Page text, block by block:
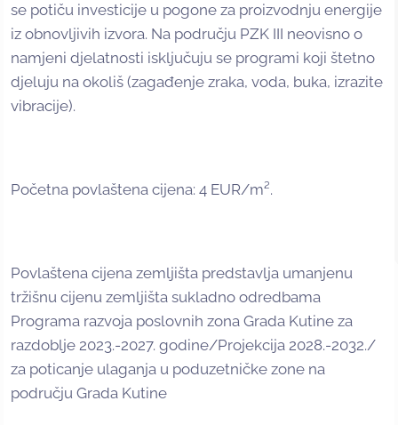
se potiču investicije u pogone za proizvodnju energije
iz obnovljivih izvora. Na području PZK III neovisno o
namjeni djelatnosti isključuju se programi koji štetno
djeluju na okoliš (zagađenje zraka, voda, buka, izrazite
vibracije).
Početna povlaštena cijena: 4 EUR/m².
Povlaštena cijena zemljišta predstavlja umanjenu
tržišnu cijenu zemljišta sukladno odredbama
Programa razvoja poslovnih zona Grada Kutine za
razdoblje 2023.-2027. godine/Projekcija 2028.-2032./
za poticanje ulaganja u poduzetničke zone na
području Grada Kutine